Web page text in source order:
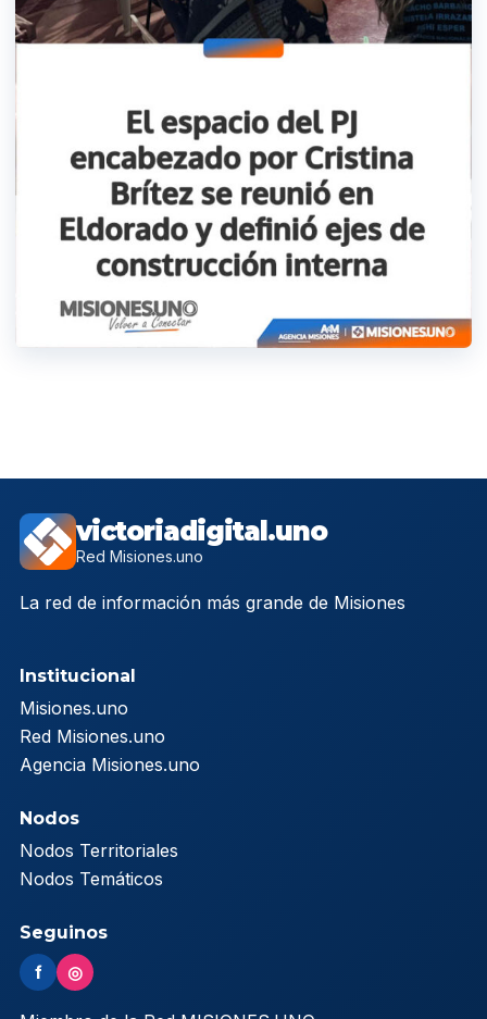
victoriadigital.uno
Red Misiones.uno
La red de información más grande de Misiones
Institucional
Misiones.uno
Red Misiones.uno
Agencia Misiones.uno
Nodos
Nodos Territoriales
Nodos Temáticos
Seguinos
f ◎